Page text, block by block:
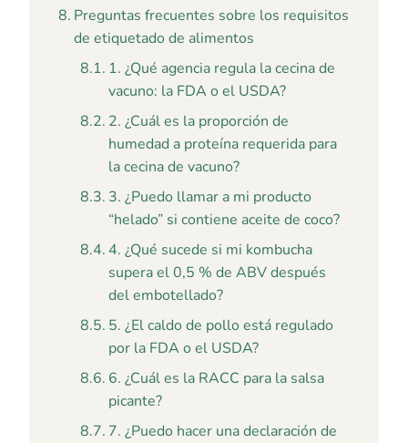
Preguntas frecuentes sobre los requisitos
de etiquetado de alimentos
1. ¿Qué agencia regula la cecina de
vacuno: la FDA o el USDA?
2. ¿Cuál es la proporción de
humedad a proteína requerida para
la cecina de vacuno?
3. ¿Puedo llamar a mi producto
“helado” si contiene aceite de coco?
4. ¿Qué sucede si mi kombucha
supera el 0,5 % de ABV después
del embotellado?
5. ¿El caldo de pollo está regulado
por la FDA o el USDA?
6. ¿Cuál es la RACC para la salsa
picante?
7. ¿Puedo hacer una declaración de